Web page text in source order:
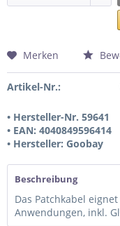
Merken
Artikel-Nr.:
• Hersteller-Nr. 59641
• EAN: 4040849596414
• Hersteller: Goobay
Beschreibung
Das Patchkabel
Anwendungen, inkl.